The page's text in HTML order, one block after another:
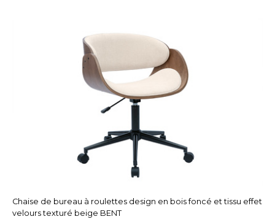
Chaise de bureau à roulettes design en bois foncé et tissu effet
velours texturé beige BENT